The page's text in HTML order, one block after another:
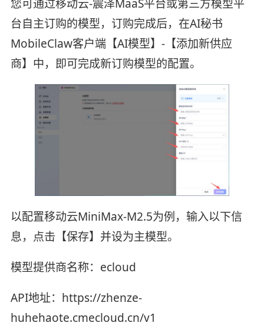
您可通过移动云-震泽MaaS平台或第三方模型平
台自主订购的模型，订购完成后，在AI秘书
MobileClaw客户端【AI模型】-【添加新供应
商】中，即可完成新订购模型的配置。
以配置移动云MiniMax-M2.5为例，输入以下信
息，点击【保存】并设为主模型。
模型提供商名称：ecloud
API地址：https://zhenze-
huhehaote.cmecloud.cn/v1